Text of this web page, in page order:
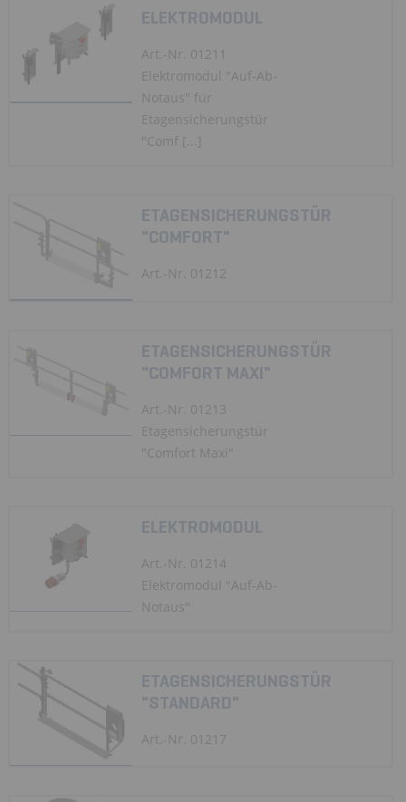
ELEKTROMODUL
Art.-Nr. 01211
Elektromodul "Auf-Ab-
Notaus" für
Etagensicherungstür
"Comf [...]
ETAGENSICHERUNGSTÜR
"COMFORT"
Art.-Nr. 01212
ETAGENSICHERUNGSTÜR
"COMFORT MAXI"
Art.-Nr. 01213
Etagensicherungstür
"Comfort Maxi"
ELEKTROMODUL
Art.-Nr. 01214
Elektromodul "Auf-Ab-
Notaus"
ETAGENSICHERUNGSTÜR
"STANDARD"
Art.-Nr. 01217